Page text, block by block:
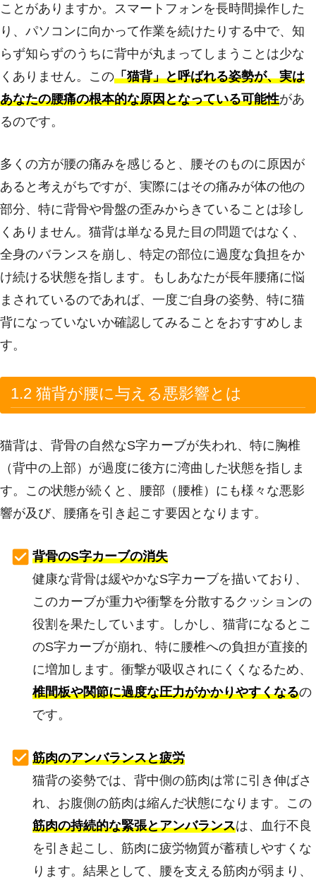
ことがありますか。スマートフォンを長時間操作した
り、パソコンに向かって作業を続けたりする中で、知
らず知らずのうちに背中が丸まってしまうことは少な
くありません。この「猫背」と呼ばれる姿勢が、実は
あなたの腰痛の根本的な原因となっている可能性があ
るのです。
多くの方が腰の痛みを感じると、腰そのものに原因が
あると考えがちですが、実際にはその痛みが体の他の
部分、特に背骨や骨盤の歪みからきていることは珍し
くありません。猫背は単なる見た目の問題ではなく、
全身のバランスを崩し、特定の部位に過度な負担をか
け続ける状態を指します。もしあなたが長年腰痛に悩
まされているのであれば、一度ご自身の姿勢、特に猫
背になっていないか確認してみることをおすすめしま
す。
1.2 猫背が腰に与える悪影響とは
猫背は、背骨の自然なS字カーブが失われ、特に胸椎
（背中の上部）が過度に後方に湾曲した状態を指しま
す。この状態が続くと、腰部（腰椎）にも様々な悪影
響が及び、腰痛を引き起こす要因となります。
背骨のS字カーブの消失
健康な背骨は緩やかなS字カーブを描いており、
このカーブが重力や衝撃を分散するクッションの
役割を果たしています。しかし、猫背になるとこ
のS字カーブが崩れ、特に腰椎への負担が直接的
に増加します。衝撃が吸収されにくくなるため、
椎間板や関節に過度な圧力がかかりやすくなるの
です。
筋肉のアンバランスと疲労
猫背の姿勢では、背中側の筋肉は常に引き伸ばさ
れ、お腹側の筋肉は縮んだ状態になります。この
筋肉の持続的な緊張とアンバランスは、血行不良
を引き起こし、筋肉に疲労物質が蓄積しやすくな
ります。結果として、腰を支える筋肉が弱まり、